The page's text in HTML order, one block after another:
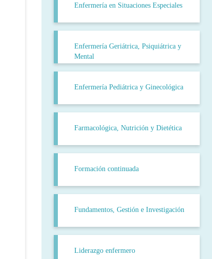
Enfermería en Situaciones Especiales
Enfermería Geriátrica, Psiquiátrica y
Mental
Enfermería Pediátrica y Ginecológica
Farmacológica, Nutrición y Dietética
Formación continuada
Fundamentos, Gestión e Investigación
Liderazgo enfermero